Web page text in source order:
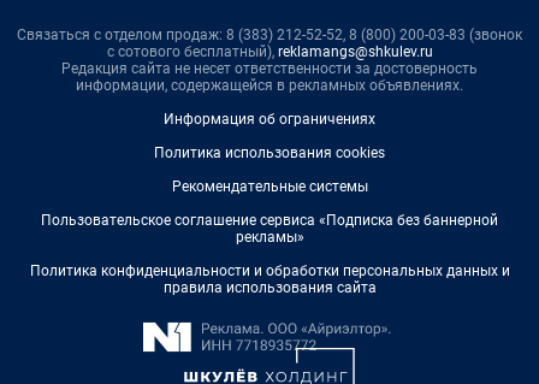
Связаться с отделом продаж: 8 (383) 212-52-52, 8 (800) 200-03-83 (звонок
с сотового бесплатный), reklamangs@shkulev.ru
Редакция сайта не несет ответственности за достоверность
информации, содержащейся в рекламных объявлениях.
Информация об ограничениях
Политика использования cookies
Рекомендательные системы
Пользовательское соглашение сервиса «Подписка без баннерной
рекламы»
Политика конфиденциальности и обработки персональных данных и
правила использования сайта